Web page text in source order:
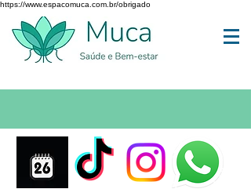
https://www.espacomuca.com.br/obrigado